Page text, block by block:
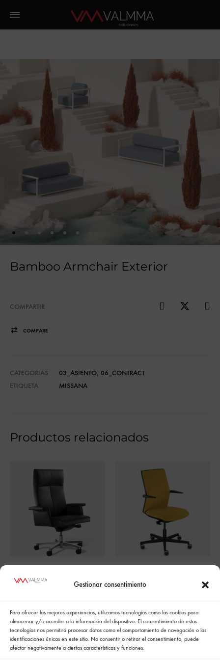
Gestionar consentimiento
Para ofrecer las mejores experiencias, utilizamos tecnologías como las cookies para
almacenar y/o acceder a la información del dispositivo. El consentimiento de estas
tecnologías nos permitirá procesar datos como el comportamiento de navegación o las
identificaciones únicas en este sitio. No consentir o retirar el consentimiento, puede
afectar negativamente a ciertas características y funciones.
Bamboo Armchair Exterior
COMPARTIR
COMPARE
CATEGORIAS 03_ASIENTO, 06_CONTRACT
ETIQUETA
MISSANA
Productos relacionados